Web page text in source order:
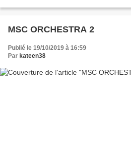
MSC ORCHESTRA 2
Publié le 19/10/2019 à 16:59
Par kateen38